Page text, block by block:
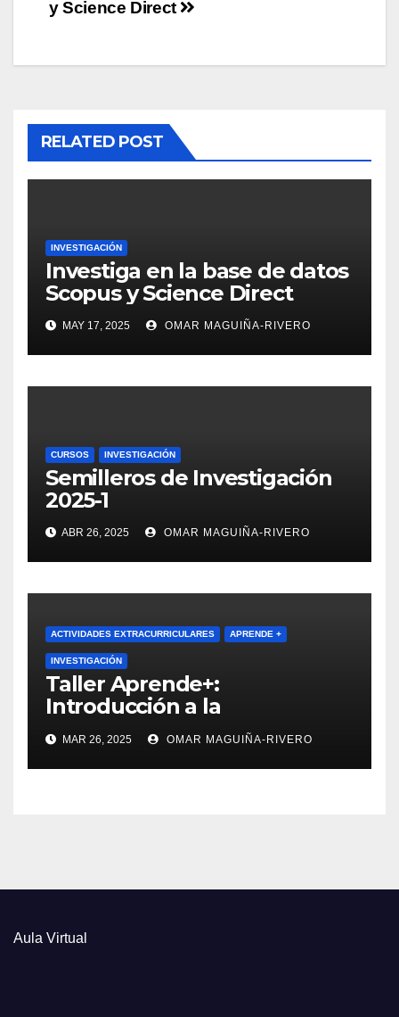
de
entradas
y Science Direct
RELATED POST
INVESTIGACIÓN
Investiga en la base de datos
Scopus y Science Direct
MAY 17, 2025 OMAR MAGUIÑA-RIVERO
CURSOS INVESTIGACIÓN
Semilleros de Investigación
2025-1
ABR 26, 2025 OMAR MAGUIÑA-RIVERO
ACTIVIDADES EXTRACURRICULARES APRENDE +
INVESTIGACIÓN
Taller Aprende+:
Introducción a la
Investigación
MAR 26, 2025 OMAR MAGUIÑA-RIVERO
Aula Virtual